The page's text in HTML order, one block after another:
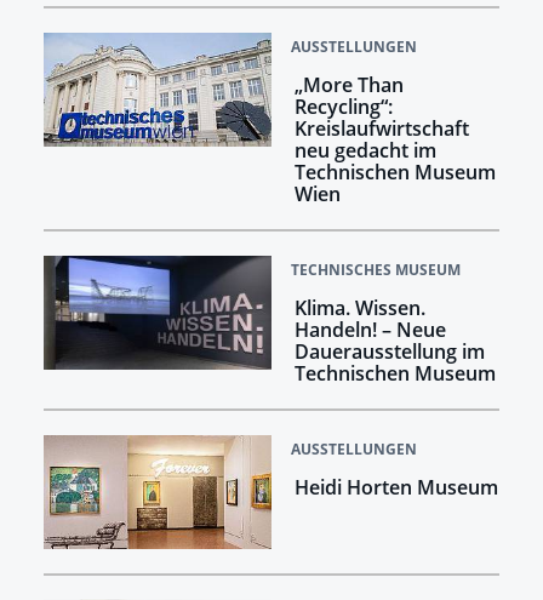
AUSSTELLUNGEN
„More Than
Recycling“:
Kreislaufwirtschaft
neu gedacht im
Technischen Museum
Wien
TECHNISCHES MUSEUM
Klima. Wissen.
Handeln! –​​​​​​​ Neue
Dauerausstellung im
Technischen Museum
AUSSTELLUNGEN
Heidi Horten Museum